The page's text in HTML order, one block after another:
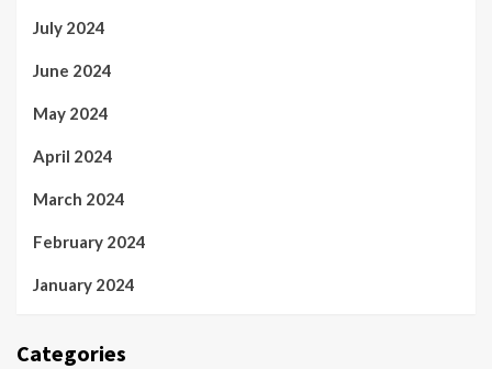
July 2024
June 2024
May 2024
April 2024
March 2024
February 2024
January 2024
Categories